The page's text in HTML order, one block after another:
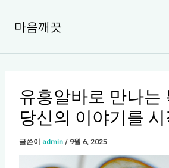
건
마음깨끗
유흥알바로 만나는
당신의 이야기를
글쓴이 admin / 9월 6, 2025